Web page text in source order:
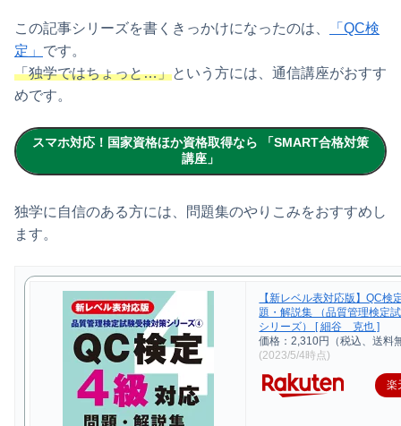
この記事シリーズを書くきっかけになったのは、
「QC検
定」 です。
「独学ではちょっと…」という方には、通信講座がおすす
めです。
スマホ対応！国家資格ほか資格取得なら 「SMART合格対策
講座」
独学に自信のある方には、問題集のやりこみをおすすめし
ます。
【新レベル表対応版】QC検
題・解説集 （品質管理検定
シリーズ） [ 細谷 克也 ]
価格：2,310円（税込、送料
(2023/5/4時点)
楽